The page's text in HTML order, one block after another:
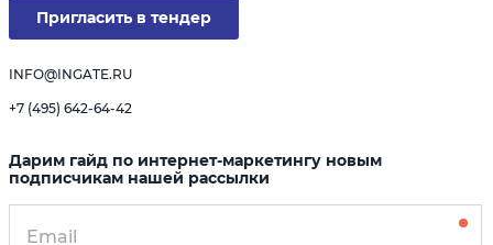
Пригласить в тендер
INFO@INGATE.RU
+7 (495) 642-64-42
Дарим гайд по интернет-маркетингу новым
подписчикам нашей рассылки